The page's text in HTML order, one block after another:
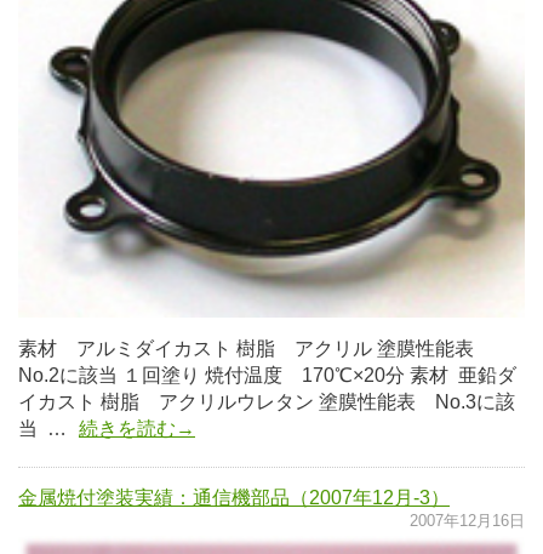
素材 アルミダイカスト 樹脂 アクリル 塗膜性能表
No.2に該当 １回塗り 焼付温度 170℃×20分 素材 亜鉛ダ
イカスト 樹脂 アクリルウレタン 塗膜性能表 No.3に該
当 …
続きを読む→
金属焼付塗装実績：通信機部品（2007年12月-3）
2007年12月16日